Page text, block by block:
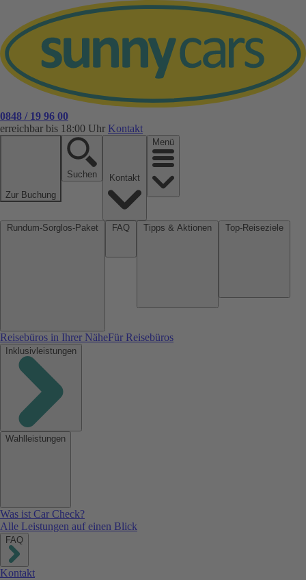
0848 / 19 96 00
erreichbar bis 18:00 Uhr Kontakt
Zur Buchung
Suchen
Menü
Reisebüros in Ihrer NäheFür Reisebüros
Inklusivleistungen
Wahlleistungen
Was ist Car Check?
Alle Leistungen auf einen Blick
FAQ
Kontakt